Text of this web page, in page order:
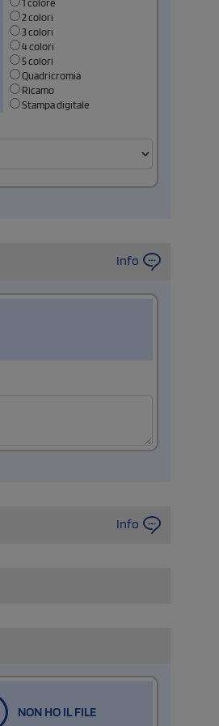
1 colore
2 colori
3 colori
4 colori
5 colori
Quadricromia
Ricamo
Stampa digitale
Info
Info
NON HO IL FILE